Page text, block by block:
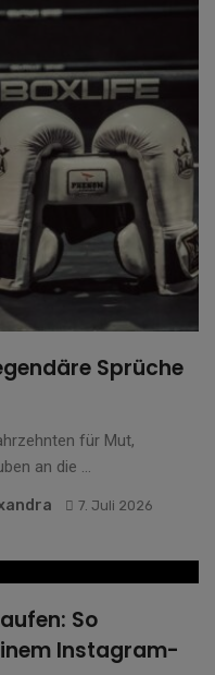
Sprüche
für Mut,
an die ...
7. Juli 2026
So
Instagram-